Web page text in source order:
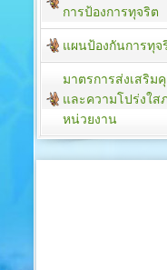
การป้องการทุจริต
แผนป้องกันการทุจ
มาตรการส่งเสริม
และความโปร่งใส
หน่วยงาน